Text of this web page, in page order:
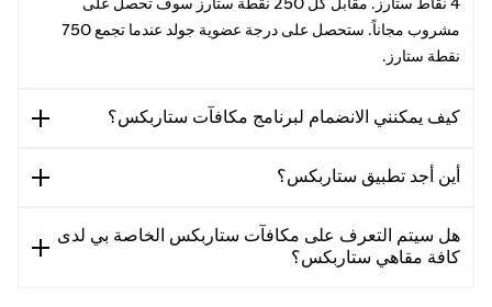
4 نقاط ستارز. مقابل كل 250 نقطة ستارز سوف تحصل على
مشروب مجاناً. ستحصل على درجة عضوية جولد عندما تجمع 750
نقطة ستارز.
كيف يمكنني الانضمام لبرنامج مكافآت ستاربكس؟
أين أجد تطبيق ستاربكس؟
هل سيتم التعرف على مكافآت ستاربكس الخاصة بي لدى
كافة مقاهي ستاربكس؟